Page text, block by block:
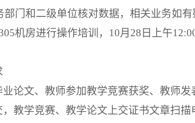
部门和二级单位核对数据，相关业务如有
机房进行操作培训， 10月 28 日上午
论文、教师参加教学竞赛获奖、教师发
教学竞赛、教学论文上交证书文章扫描